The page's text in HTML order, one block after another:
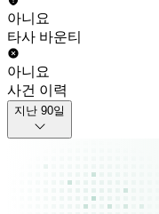
아니요
타사 바운티
아니요
사건 이력
지난 90일